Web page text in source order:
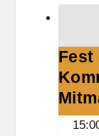
e
f
Fest
der
-
Fest